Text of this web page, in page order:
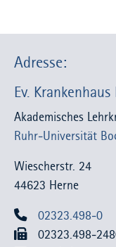
Adresse:
Ev. Krankenhaus
Akademisches
Ruhr-Universität
Wiescherstr. 24
44623 Herne
02323.498-0
02323.498-